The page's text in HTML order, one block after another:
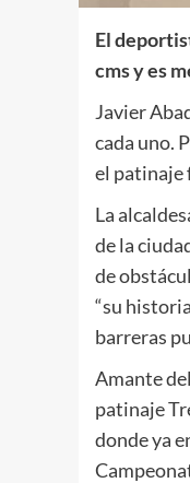
El
cms y es
Javier
cada uno.
el patinaje
La
de la
de
“su
barreras
Amante
patinaje
donde ya